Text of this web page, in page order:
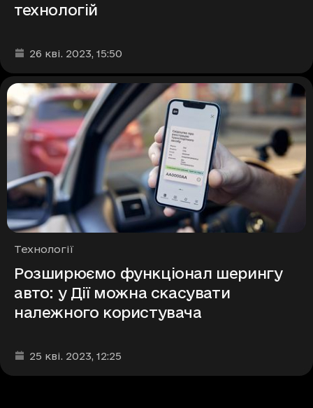
технологій
Дата та час публікації
26 кві. 2023, 15:50
Рубрики
Технології
Розширюємо функціонал шерингу
авто: у Дії можна скасувати
належного користувача
Дата та час публікації
25 кві. 2023, 12:25